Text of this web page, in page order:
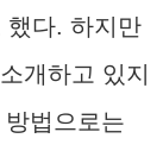
했다. 하지만
개하고 있지
법으로는